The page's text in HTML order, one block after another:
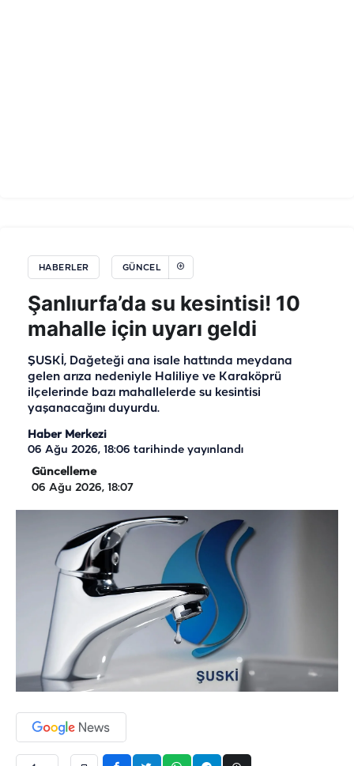
HABERLER GÜNCEL
Şanlıurfa’da su kesintisi! 10
mahalle için uyarı geldi
ŞUSKİ, Dağeteği ana isale hattında meydana
gelen arıza nedeniyle Haliliye ve Karaköprü
ilçelerinde bazı mahallelerde su kesintisi
yaşanacağını duyurdu.
Haber Merkezi
06 Ağu 2026, 18:06 tarihinde yayınlandı
Güncelleme
06 Ağu 2026, 18:07